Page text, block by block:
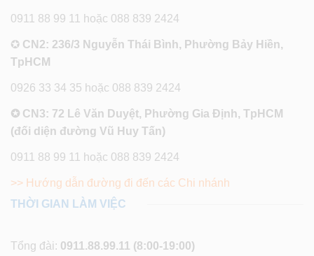
0911 88 99 11 hoặc 088 839 2424
✪ CN2: 236/3 Nguyễn Thái Bình, Phường Bảy Hiền,
TpHCM
0926 33 34 35 hoặc 088 839 2424
✪ CN3: 72 Lê Văn Duyệt, Phường Gia Định, TpHCM
(đối diện đường Vũ Huy Tấn)
0911 88 99 11 hoặc 088 839 2424
>> Hướng dẫn đường đi đến các Chi nhánh
THỜI GIAN LÀM VIỆC
Tổng đài: 0911.88.99.11 (8:00-19:00)